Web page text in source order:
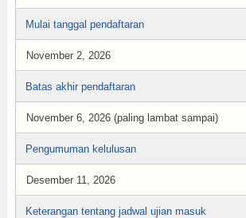
Mulai tanggal pendaftaran
November 2, 2026
Batas akhir pendaftaran
November 6, 2026 (paling lambat sampai)
Pengumuman kelulusan
Desember 11, 2026
Keterangan tentang jadwal ujian masuk